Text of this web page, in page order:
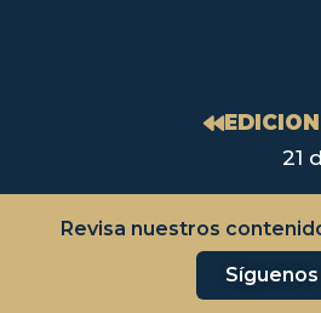
21
Revisa nuestros
Síguenos